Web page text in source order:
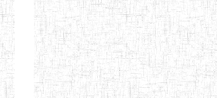
MAGAWATI
ENIEG
BILINGUE
MATSIAZE
10/07/2000 ENIEG Privé
ENPIEG
20/08/2015 ENIEG Privé